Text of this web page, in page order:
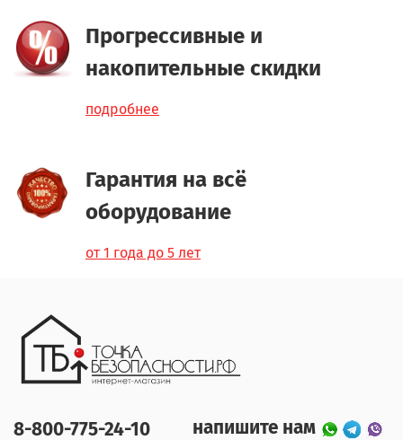
Прогрессивные и
накопительные скидки
подробнее
Гарантия на всё
оборудование
от 1 года до 5 лет
8-800-775-24-10 напишите нам